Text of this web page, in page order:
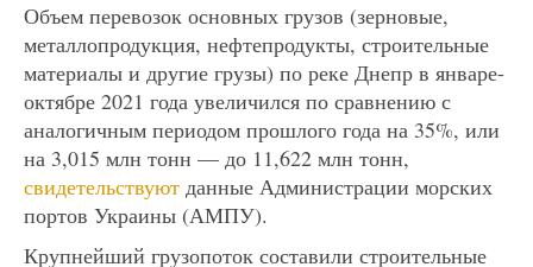
Объем перевозок основных грузов (зерновые,
металлопродукция, нефтепродукты, строительные
материалы и другие грузы) по реке Днепр в январе-
октябре 2021 года увеличился по сравнению с
аналогичным периодом прошлого года на 35%, или
на 3,015 млн тонн — до 11,622 млн тонн,
свидетельствуют данные Администрации морских
портов Украины (АМПУ).
Крупнейший грузопоток составили строительные